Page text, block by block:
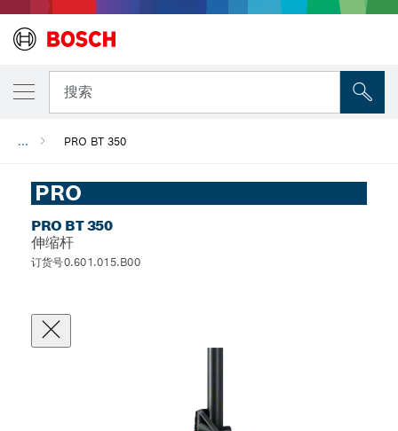
搜索
... PRO BT 350
PRO
PRO BT 350
伸缩杆
订货号0.601.015.B00